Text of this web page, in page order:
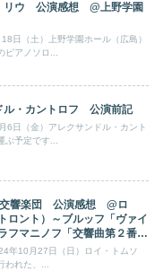
リウ 公演感想 @上野学園
日（土）上野学園ホール（広島）
アノソロ...
・カントロフ 公演前記
6日（金）アレクサンドル・カント
ぶ予定です...
交響楽団 公演感想 @ロ
ロント）～ブルッフ「ヴァイ
フマニノフ「交響曲第２番」
年10月27日（日）ロイ・トムソ
れた、...